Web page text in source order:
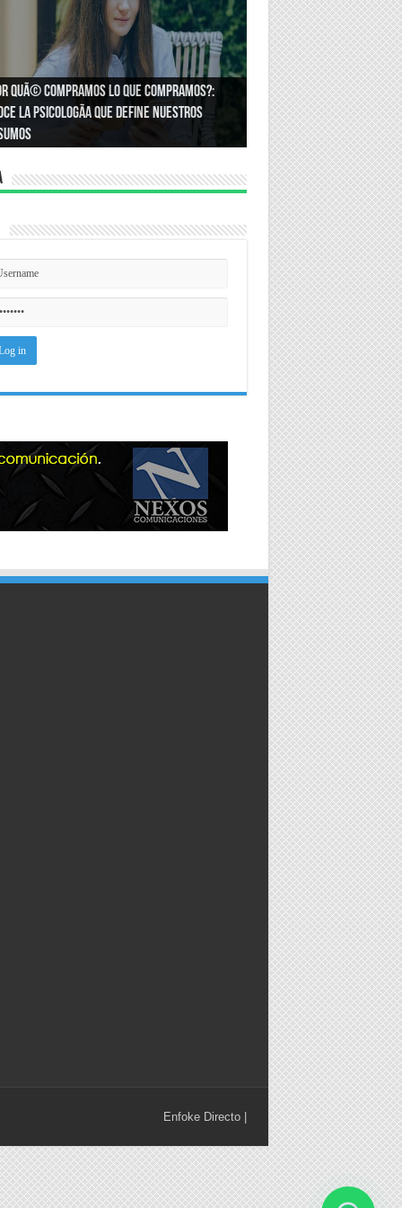
podemos asegurar un espacio de
en el trabajo?
quÃ© compramos lo que compramos?:
la psicologÃ­a que define nuestros
Enfoke Directo|